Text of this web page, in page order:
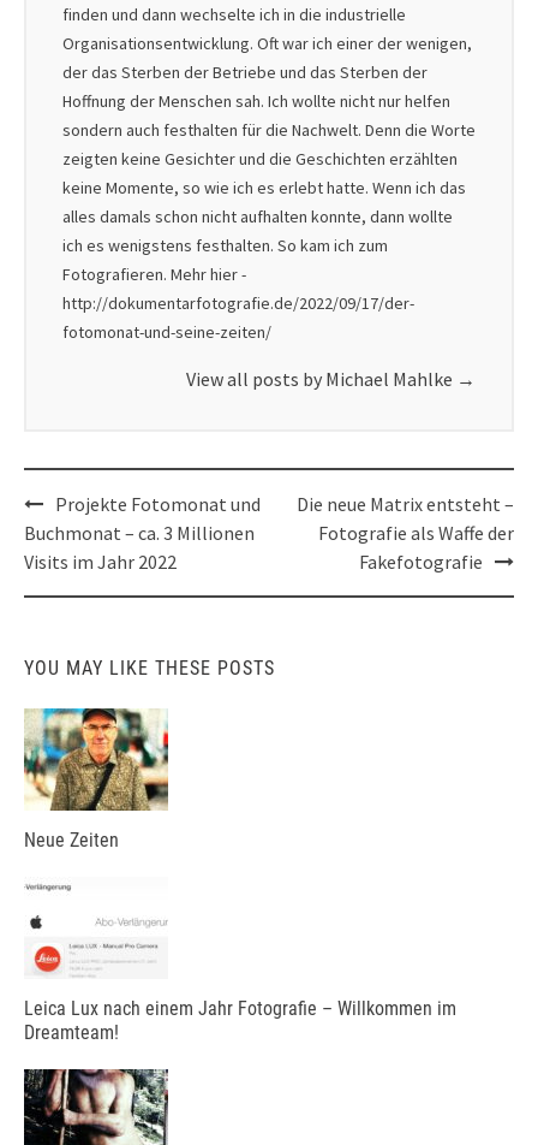
finden und dann wechselte ich in die industrielle
Organisationsentwicklung. Oft war ich einer der wenigen,
der das Sterben der Betriebe und das Sterben der
Hoffnung der Menschen sah. Ich wollte nicht nur helfen
sondern auch festhalten für die Nachwelt. Denn die Worte
zeigten keine Gesichter und die Geschichten erzählten
keine Momente, so wie ich es erlebt hatte. Wenn ich das
alles damals schon nicht aufhalten konnte, dann wollte
ich es wenigstens festhalten. So kam ich zum
Fotografieren. Mehr hier -
http://dokumentarfotografie.de/2022/09/17/der-
fotomonat-und-seine-zeiten/
View all posts by Michael Mahlke →
Post
navigation
Projekte Fotomonat und
Buchmonat – ca. 3 Millionen
Visits im Jahr 2022
Die neue Matrix entsteht –
Fotografie als Waffe der
Fakefotografie
YOU MAY LIKE THESE POSTS
Neue Zeiten
Leica Lux nach einem Jahr Fotografie – Willkommen im
Dreamteam!